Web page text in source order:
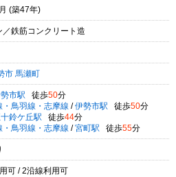
(築47年)
／鉄筋コンクリート造
市 馬瀬町
市駅 徒歩50分
・鳥羽線・志摩線 / 伊勢市駅 徒歩50分
鈴ケ丘駅 徒歩44分
・鳥羽線・志摩線 / 宮町駅 徒歩55分
可 / 2沿線利用可